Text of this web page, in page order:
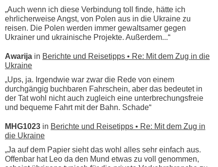
„Auch wenn ich diese Verbindung toll finde, hätte ich
ehrlicherweise Angst, von Polen aus in die Ukraine zu
reisen. Die Polen werden immer gewaltsamer gegen
Ukrainer und ukrainische Projekte. Außerdem...“
Awarija in Berichte und Reisetipps • Re: Mit dem Zug in die
Ukraine
„Ups, ja. Irgendwie war zwar die Rede von einem
durchgängig buchbaren Fahrschein, aber das bedeutet in
der Tat wohl nicht auch zugleich eine unterbrechungsfreie
und bequeme Fahrt mit der Bahn. Schade“
MHG1023 in Berichte und Reisetipps • Re: Mit dem Zug in
die Ukraine
„Ja auf dem Papier sieht das wohl alles sehr einfach aus.
Offenbar hat Leo da den Mund etwas zu voll genommen,